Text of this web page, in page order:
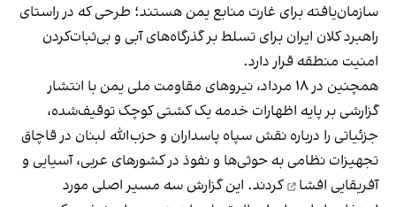
سازمان‌یافته برای غارت منابع یمن هستند؛ طرحی که در راستای
راهبرد کلان ایران برای تسلط بر گذرگاه‌های آبی و بی‌ثبات‌کردن
امنیت منطقه قرار دارد.
همچنین در ۱۸ مرداد، نیروهای مقاومت ملی یمن با انتشار
گزارشی بر پایه اظهارات خدمه یک کشتی کوچک توقیف‌شده،
جزئیاتی را درباره نقش سپاه پاسداران و حزب‌الله لبنان در قاچاق
تجهیزات نظامی به حوثی‌ها و نفوذ در کشورهای عربی، آسیایی و
آفریقایی افشا
کردند. این گزارش سه مسیر اصلی مورد